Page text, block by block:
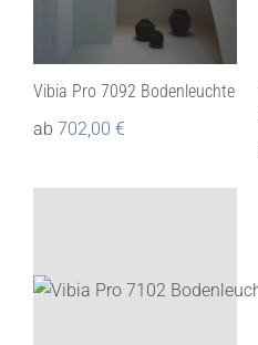
Vibia Pro 7092 Bodenleuchte
ab 702,00 €